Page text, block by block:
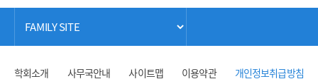
학회소개 사무국안내 사이트맵 이용약관 개인정보취급방침